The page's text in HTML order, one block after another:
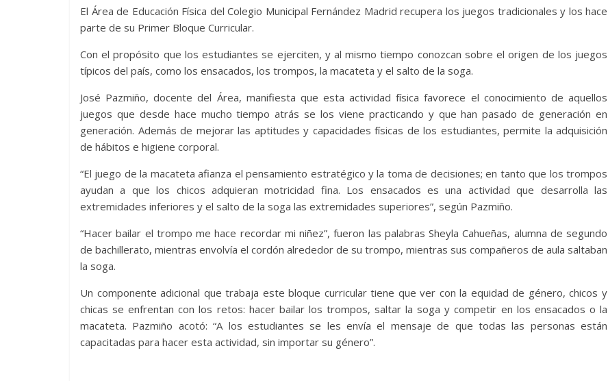
El Área de Educación Física del Colegio Municipal Fernández Madrid recupera los juegos tradicionales y los hace
parte de su Primer Bloque Curricular.
Con el propósito que los estudiantes se ejerciten, y al mismo tiempo conozcan sobre el origen de los juegos
típicos del país, como los ensacados, los trompos, la macateta y el salto de la soga.
José Pazmiño, docente del Área, manifiesta que esta actividad física favorece el conocimiento de aquellos
juegos que desde hace mucho tiempo atrás se los viene practicando y que han pasado de generación en
generación. Además de mejorar las aptitudes y capacidades físicas de los estudiantes, permite la adquisición
de hábitos e higiene corporal.
“El juego de la macateta afianza el pensamiento estratégico y la toma de decisiones; en tanto que los trompos
ayudan a que los chicos adquieran motricidad fina. Los ensacados es una actividad que desarrolla las
extremidades inferiores y el salto de la soga las extremidades superiores”, según Pazmiño.
“Hacer bailar el trompo me hace recordar mi niñez”, fueron las palabras Sheyla Cahueñas, alumna de segundo
de bachillerato, mientras envolvía el cordón alrededor de su trompo, mientras sus compañeros de aula saltaban
la soga.
Un componente adicional que trabaja este bloque curricular tiene que ver con la equidad de género, chicos y
chicas se enfrentan con los retos: hacer bailar los trompos, saltar la soga y competir en los ensacados o la
macateta. Pazmiño acotó: “A los estudiantes se les envía el mensaje de que todas las personas están
capacitadas para hacer esta actividad, sin importar su género”.